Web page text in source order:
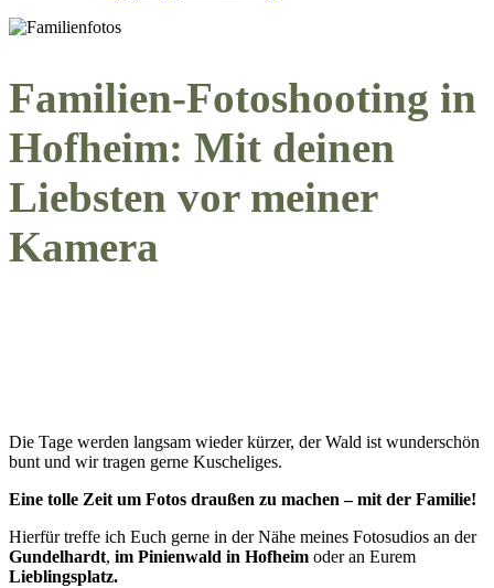
Familien-Fotoshooting in
Hofheim: Mit deinen
Liebsten vor meiner
Kamera
Die Tage werden langsam wieder kürzer, der Wald ist wunderschön
bunt und wir tragen gerne Kuscheliges.
Eine tolle Zeit um Fotos draußen zu machen – mit der Familie!
Hierfür treffe ich Euch gerne in der Nähe meines Fotosudios an der
Gundelhardt, im Pinienwald in Hofheim oder an Eurem
Lieblingsplatz.